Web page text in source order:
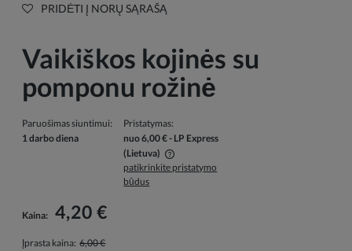
PRIDĖTI Į NORŲ SĄRAŠĄ
Vaikiškos kojinės su
pomponu rožinė
Paruošimas siuntimui:
1 darbo diena
Pristatymas:
nuo 6,00 €- LP Express
(Lietuva)
Į kainą neįskaičiuotos galimos mokėjimo išlaidos
patikrinkite pristatymo
būdus
Kaina: 4,20 €
Įprasta kaina: 6,00 €